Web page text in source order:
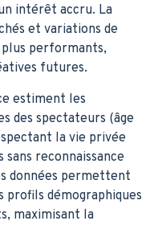
intérêt accru. La
et variations de
plus performants,
futures.
estiment les
des spectateurs (âge
la vie privée
reconnaissance
données permettent
profils démographiques
maximisant la